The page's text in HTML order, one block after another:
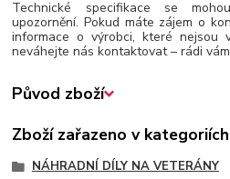
Technické specifikace se
upozornění. Pokud máte zájem o
informace o výrobci, které nejsou
neváhejte nás kontaktovat – rádi
Původ zboží
Zboží zařazeno v kategoriích
NÁHRADNÍ DÍLY NA VETERÁNY